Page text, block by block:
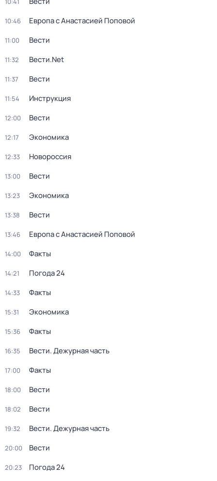
10:46 Европа с Анастасией Поповой
11:00 Вести
11:32 Вести.Net
11:37 Вести
11:54 Инструкция
12:00 Вести
12:17 Экономика
12:33 Новороссия
13:00 Вести
13:23 Экономика
13:38 Вести
13:46 Европа с Анастасией Поповой
14:00 Факты
14:21 Погода 24
14:33 Факты
15:31 Экономика
15:36 Факты
16:35 Вести. Дежурная часть
17:00 Факты
18:00 Вести
18:02 Вести
19:32 Вести. Дежурная часть
20:00 Вести
20:23 Погода 24